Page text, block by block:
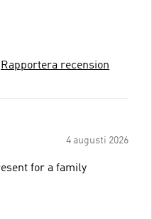
Rapportera recension
4 augusti 2026
for a family